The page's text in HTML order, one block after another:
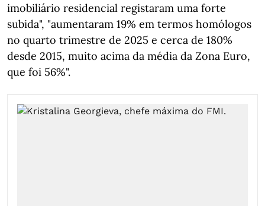
imobiliário residencial registaram uma forte
subida", "aumentaram 19% em termos homólogos
no quarto trimestre de 2025 e cerca de 180%
desde 2015, muito acima da média da Zona Euro,
que foi 56%".